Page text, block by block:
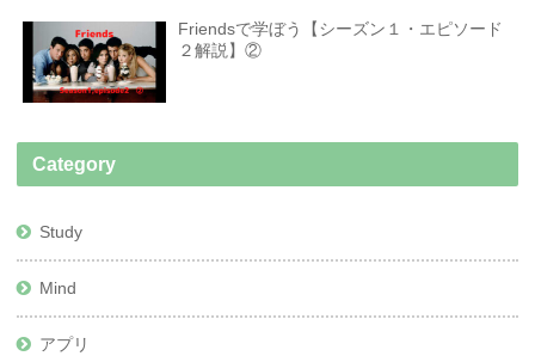
Friendsで学ぼう【シーズン１・エピソード
２解説】②
Category
Study
Mind
アプリ